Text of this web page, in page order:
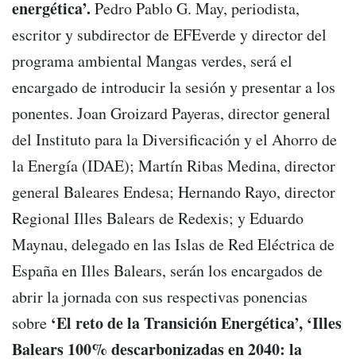
energética’. Pedro Pablo G. May, periodista,
escritor y subdirector de EFEverde y director del
programa ambiental Mangas verdes, será el
encargado de introducir la sesión y presentar a los
ponentes. Joan Groizard Payeras, director general
del Instituto para la Diversificación y el Ahorro de
la Energía (IDAE); Martín Ribas Medina, director
general Baleares Endesa; Hernando Rayo, director
Regional Illes Balears de Redexis; y Eduardo
Maynau, delegado en las Islas de Red Eléctrica de
España en Illes Balears, serán los encargados de
abrir la jornada con sus respectivas ponencias
sobre ‘El reto de la Transición Energética’, ‘Illes
Balears 100% descarbonizadas en 2040: la